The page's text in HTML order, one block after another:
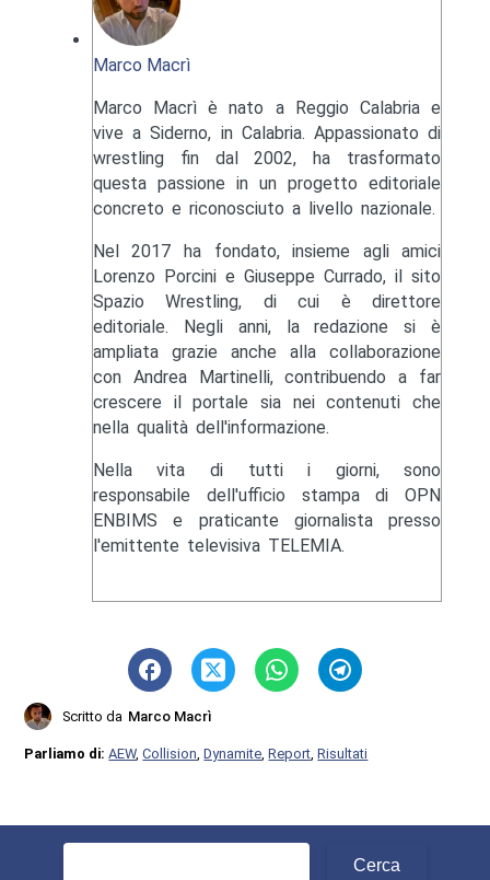
Marco Macrì
Marco Macrì è nato a Reggio Calabria e
vive a Siderno, in Calabria. Appassionato di
wrestling fin dal 2002, ha trasformato
questa passione in un progetto editoriale
concreto e riconosciuto a livello nazionale.
Nel 2017 ha fondato, insieme agli amici
Lorenzo Porcini e Giuseppe Currado, il sito
Spazio Wrestling, di cui è direttore
editoriale. Negli anni, la redazione si è
ampliata grazie anche alla collaborazione
con Andrea Martinelli, contribuendo a far
crescere il portale sia nei contenuti che
nella qualità dell'informazione.
Nella vita di tutti i giorni, sono
responsabile dell'ufficio stampa di OPN
ENBIMS e praticante giornalista presso
l'emittente televisiva TELEMIA.
Scritto da Marco Macrì
Parliamo di:AEW,Collision ,Dynamite ,Report ,Risultati